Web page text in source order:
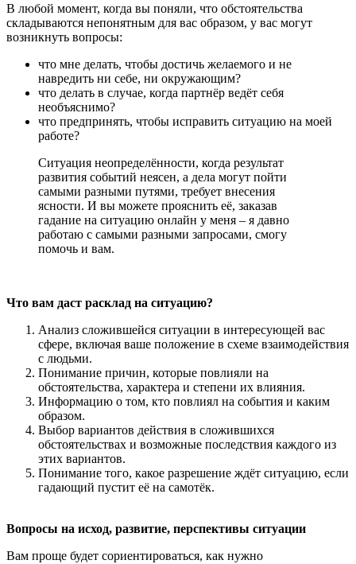
В любой момент, когда вы поняли, что обстоятельства
складываются непонятным для вас образом, у вас могут
возникнуть вопросы:
что мне делать, чтобы достичь желаемого и не
навредить ни себе, ни окружающим?
что делать в случае, когда партнёр ведёт себя
необъяснимо?
что предпринять, чтобы исправить ситуацию на моей
работе?
Ситуация неопределённости, когда результат
развития событий неясен, а дела могут пойти
самыми разными путями, требует внесения
ясности. И вы можете прояснить её, заказав
гадание на ситуацию онлайн у меня – я давно
работаю с самыми разными запросами, смогу
помочь и вам.
Что вам даст расклад на ситуацию?
Анализ сложившейся ситуации в интересующей вас
сфере, включая ваше положение в схеме взаимодействия
с людьми.
Понимание причин, которые повлияли на
обстоятельства, характера и степени их влияния.
Информацию о том, кто повлиял на события и каким
образом.
Выбор вариантов действия в сложившихся
обстоятельствах и возможные последствия каждого из
этих вариантов.
Понимание того, какое разрешение ждёт ситуацию, если
гадающий пустит её на самотёк.
Вопросы на исход, развитие, перспективы ситуации
Вам проще будет сориентироваться, как нужно